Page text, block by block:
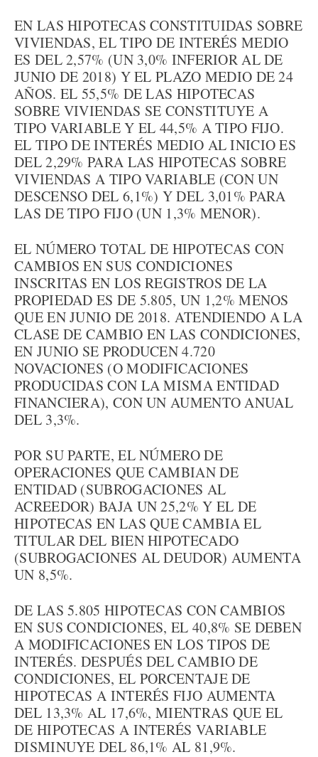
EN LAS HIPOTECAS CONSTITUIDAS SOBRE
VIVIENDAS, EL TIPO DE INTERÉS MEDIO
ES DEL 2,57% (UN 3,0% INFERIOR AL DE
JUNIO DE 2018) Y EL PLAZO MEDIO DE 24
AÑOS. EL 55,5% DE LAS HIPOTECAS
SOBRE VIVIENDAS SE CONSTITUYE A
TIPO VARIABLE Y EL 44,5% A TIPO FIJO.
EL TIPO DE INTERÉS MEDIO AL INICIO ES
DEL 2,29% PARA LAS HIPOTECAS SOBRE
VIVIENDAS A TIPO VARIABLE (CON UN
DESCENSO DEL 6,1%) Y DEL 3,01% PARA
LAS DE TIPO FIJO (UN 1,3% MENOR).
EL NÚMERO TOTAL DE HIPOTECAS CON
CAMBIOS EN SUS CONDICIONES
INSCRITAS EN LOS REGISTROS DE LA
PROPIEDAD ES DE 5.805, UN 1,2% MENOS
QUE EN JUNIO DE 2018. ATENDIENDO A LA
CLASE DE CAMBIO EN LAS CONDICIONES,
EN JUNIO SE PRODUCEN 4.720
NOVACIONES (O MODIFICACIONES
PRODUCIDAS CON LA MISMA ENTIDAD
FINANCIERA), CON UN AUMENTO ANUAL
DEL 3,3%.
POR SU PARTE, EL NÚMERO DE
OPERACIONES QUE CAMBIAN DE
ENTIDAD (SUBROGACIONES AL
ACREEDOR) BAJA UN 25,2% Y EL DE
HIPOTECAS EN LAS QUE CAMBIA EL
TITULAR DEL BIEN HIPOTECADO
(SUBROGACIONES AL DEUDOR) AUMENTA
UN 8,5%.
DE LAS 5.805 HIPOTECAS CON CAMBIOS
EN SUS CONDICIONES, EL 40,8% SE DEBEN
A MODIFICACIONES EN LOS TIPOS DE
INTERÉS. DESPUÉS DEL CAMBIO DE
CONDICIONES, EL PORCENTAJE DE
HIPOTECAS A INTERÉS FIJO AUMENTA
DEL 13,3% AL 17,6%, MIENTRAS QUE EL
DE HIPOTECAS A INTERÉS VARIABLE
DISMINUYE DEL 86,1% AL 81,9%.